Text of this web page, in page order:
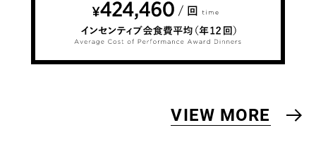
VIEW MORE